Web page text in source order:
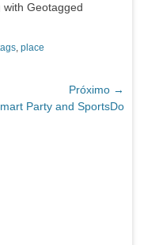
Geotagged
, place
Próximo →
Party and SportsDo